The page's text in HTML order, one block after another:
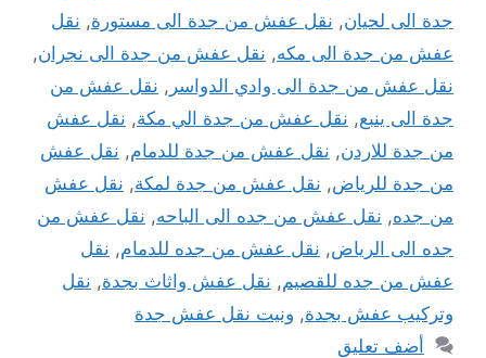
جدة الى لحيان, نقل عفش من جدة الى مستورة, نقل
عفش من جدة الى مكه, نقل عفش من جدة الى نجران,
نقل عفش من جدة الى وادي الدواسر , نقل عفش من
جدة الى ينبع, نقل عفش من جدة الي مكة, نقل عفش
من جدة للاردن, نقل عفش من جدة للدمام, نقل عفش
من جدة للرياض, نقل عفش من جدة لمكة, نقل عفش
من جده, نقل عفش من جده الى الباحه, نقل عفش من
جده الى الرياض, نقل عفش من جده للدمام, نقل
عفش من جده للقصيم, نقل عفش واثاث بجدة, نقل
وتركيب عفش بجدة, ونيت نقل عفش جدة
أضف تعليق